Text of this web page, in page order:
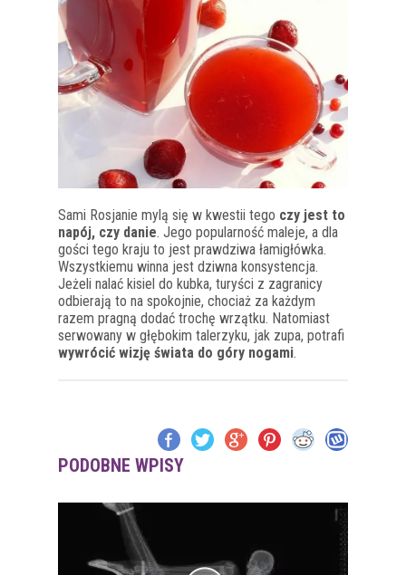
Sami Rosjanie mylą się w kwestii tego czy jest to
napój, czy danie. Jego popularność maleje, a dla
gości tego kraju to jest prawdziwa łamigłówka.
Wszystkiemu winna jest dziwna konsystencja.
Jeżeli nalać kisiel do kubka, turyści z zagranicy
odbierają to na spokojnie, chociaż za każdym
razem pragną dodać trochę wrzątku. Natomiast
serwowany w głębokim talerzyku, jak zupa, potrafi
wywrócić wizję świata do góry nogami.
PODOBNE WPISY